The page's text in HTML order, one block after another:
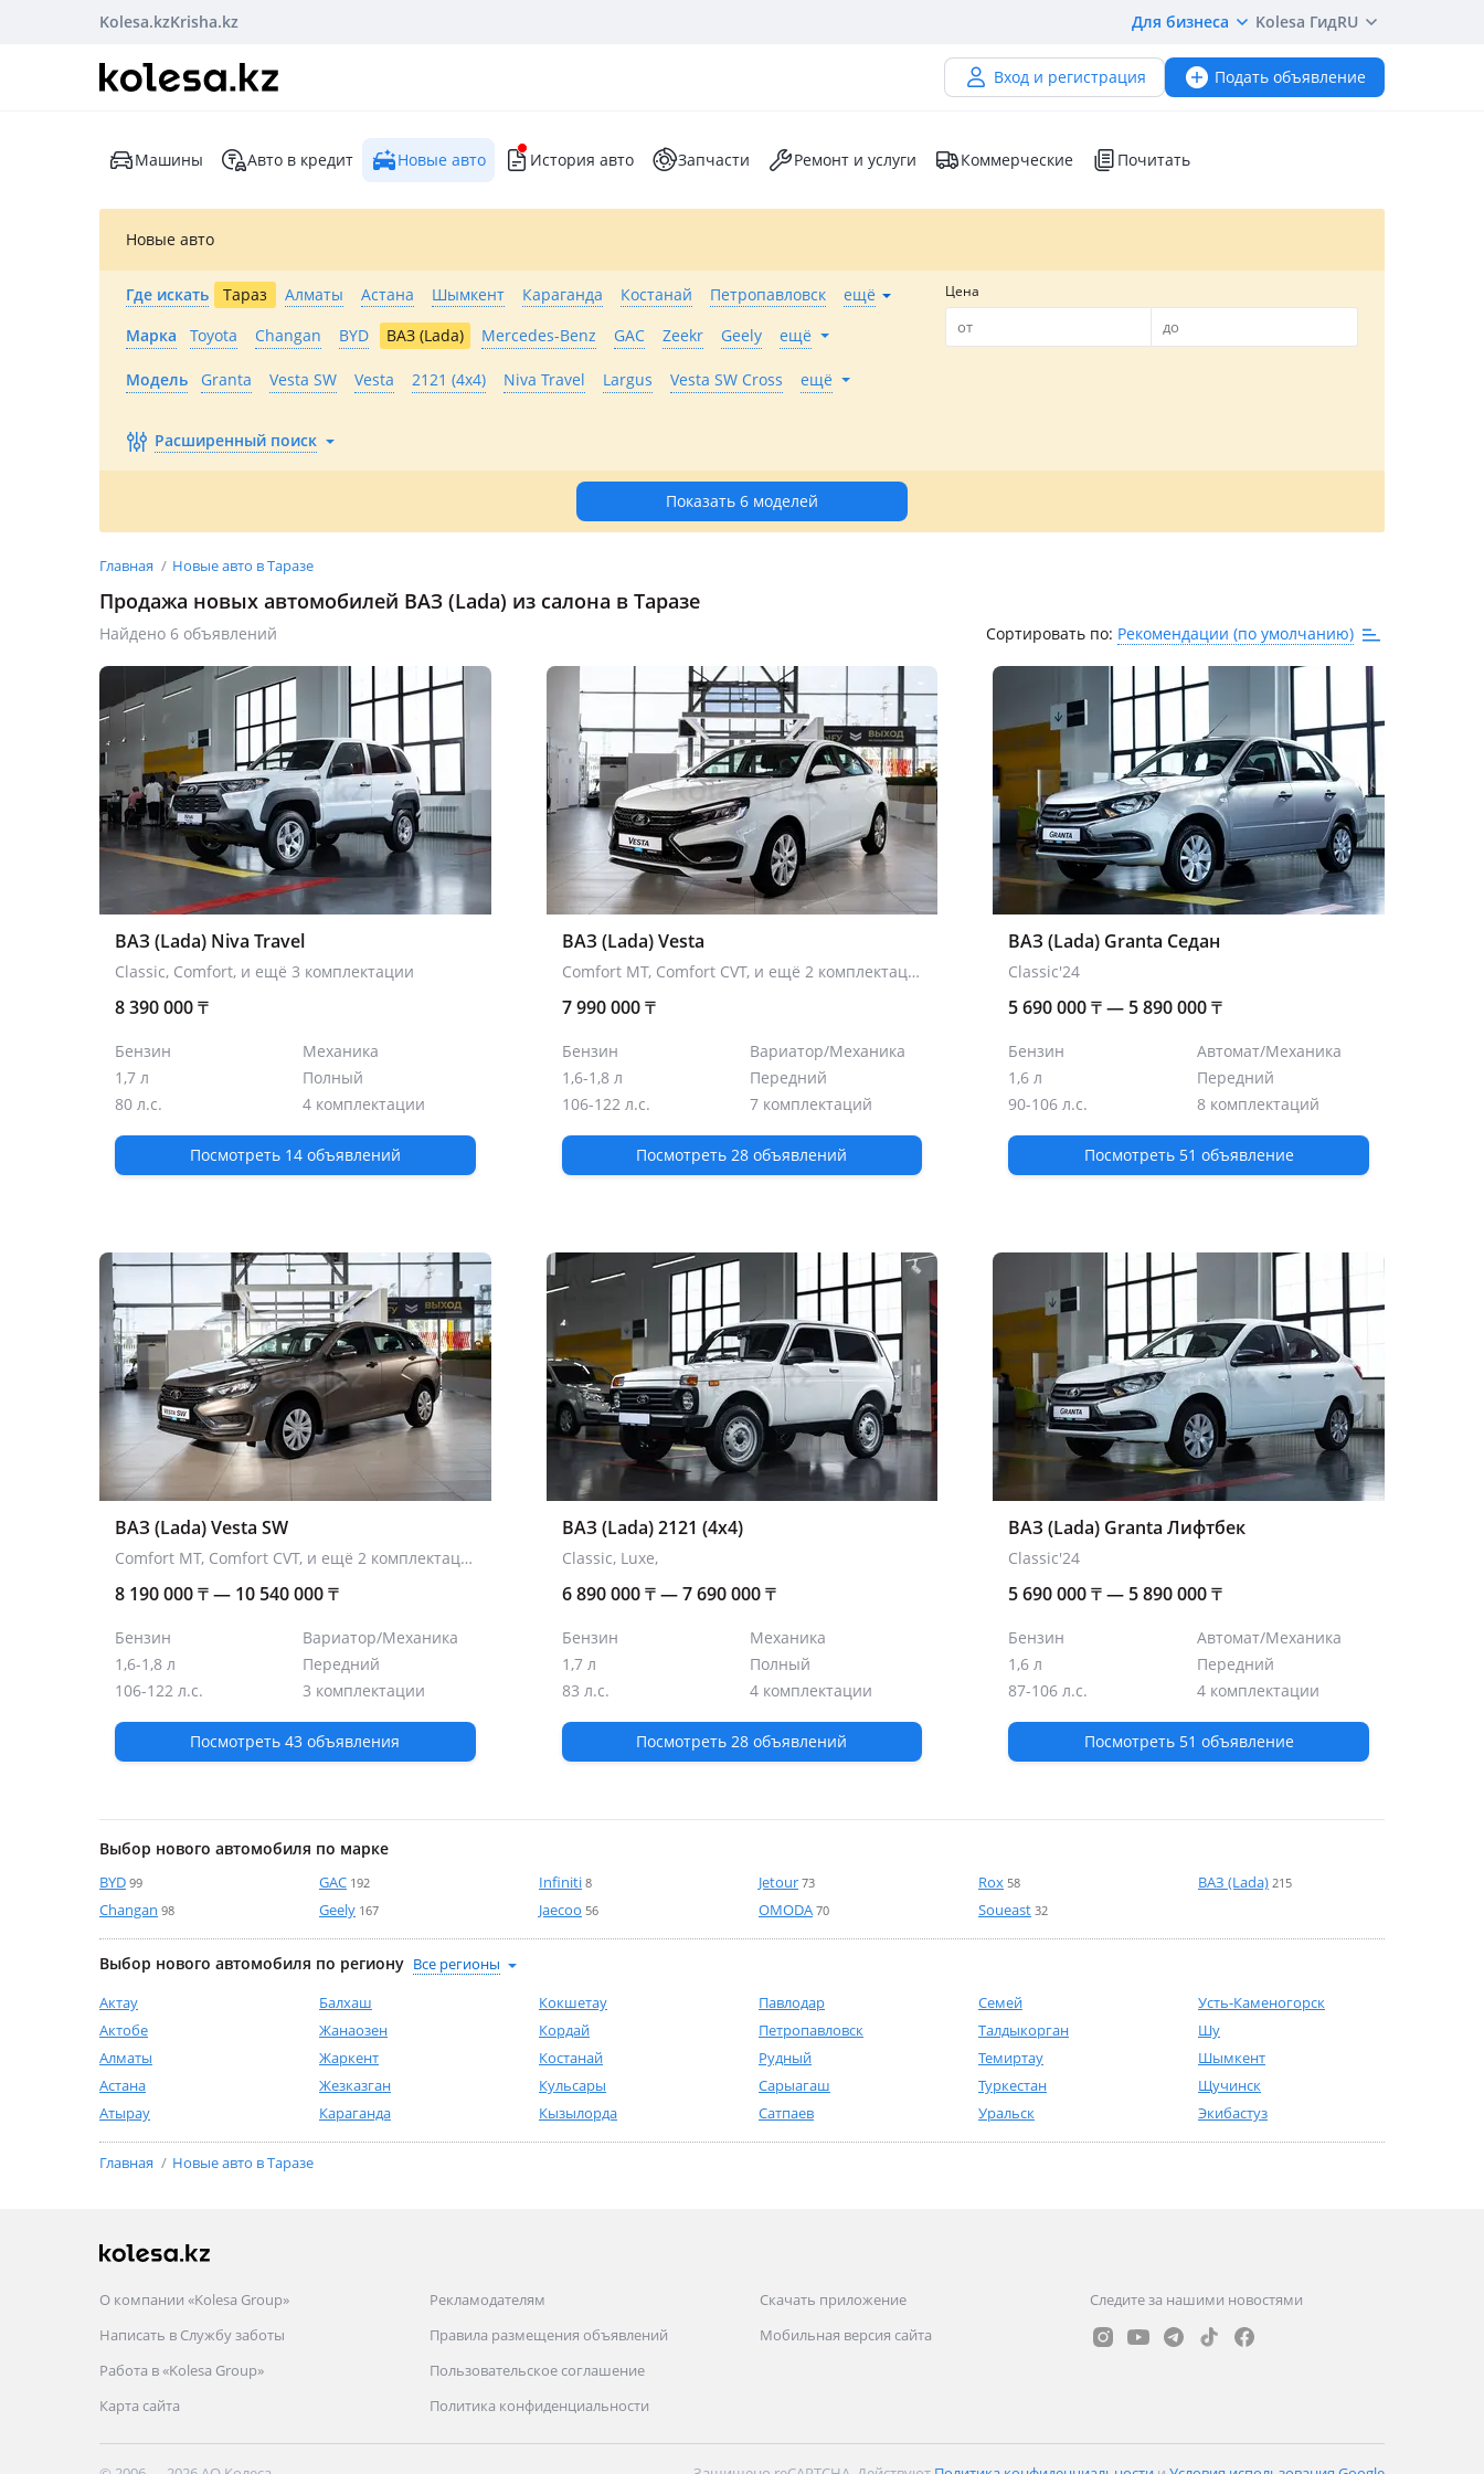
Kolesa.kzKrisha.kz Для бизнеса Kolesa ГидRU
Вход и регистрация Подать объявление
Машины Авто в кредит Новые авто История авто Запчасти Ремонт и услуги Коммерческие Почитать
Новые авто
Где искать Тараз Алматы Астана Шымкент Караганда Костанай Петропавловск
ещё
Марка
Toyota Changan BYD ВАЗ (Lada) Mercedes-Benz GAC Zeekr Geely ещё
Модель Granta Vesta SW Vesta 2121 (4x4) Niva Travel Largus Vesta SW Cross ещё
Расширенный поиск
Цена
Показать 6 моделей
Главная Новые авто в Таразе
Продажа новых автомобилей ВАЗ (Lada) из салона в Таразе
Найдено 6 объявлений Сортировать по: Рекомендации (по умолчанию)
ВАЗ (Lada) Niva Travel
Classic, Comfort, и ещё 3 комплектации
8 390 000₸
Бензин
1,7 л
80 л.с.
Механика
Полный
4 комплектации
Посмотреть 14 объявлений
ВАЗ (Lada) Vesta
Comfort MT, Comfort CVT, и ещё 2 комплектации
7 990 000₸
Бензин
1,6-1,8 л
106-122 л.с.
Вариатор/Механика
Передний
7 комплектаций
Посмотреть 28 объявлений
ВАЗ (Lada) Granta Седан
Classic'24
5 690 000₸— 5 890 000₸
Бензин
1,6 л
90-106 л.с.
Автомат/Механика
Передний
8 комплектаций
Посмотреть 51 объявление
ВАЗ (Lada) Vesta SW
Comfort MT, Comfort CVT, и ещё 2 комплектации
8 190 000₸— 10 540 000₸
Бензин
1,6-1,8 л
106-122 л.с.
Вариатор/Механика
Передний
3 комплектации
Посмотреть 43 объявления
ВАЗ (Lada) 2121 (4x4)
Classic, Luxe,
6 890 000₸— 7 690 000₸
Бензин
1,7 л
83 л.с.
Механика
Полный
4 комплектации
Посмотреть 28 объявлений
ВАЗ (Lada) Granta Лифтбек
Classic'24
5 690 000₸— 5 890 000₸
Бензин
1,6 л
87-106 л.с.
Автомат/Механика
Передний
4 комплектации
Посмотреть 51 объявление
Выбор нового автомобиля по марке
BYD 99
Changan 98
GAC 192
Geely 167
Infiniti 8
Jaecoo 56
Jetour 73
OMODA 70
Rox 58
Soueast 32
ВАЗ (Lada) 215
Выбор нового автомобиля по региону
Актау
Актобе
Алматы
Астана
Атырау
Балхаш
Жанаозен
Жаркент
Жезказган
Караганда
Кокшетау
Кордай
Костанай
Кульсары
Кызылорда
Павлодар
Петропавловск
Рудный
Сарыагаш
Сатпаев
Семей
Талдыкорган
Темиртау
Туркестан
Уральск
Усть-Каменогорск
Шу
Шымкент
Щучинск
Экибастуз
Главная Новые авто в Таразе
О компании «Kolesa Group»
Написать в Службу заботы
Работа в «Kolesa Group»
Карта сайта
Рекламодателям
Правила размещения объявлений
Пользовательское соглашение
Политика конфиденциальности
Скачать приложение
Мобильная версия сайта
Следите за нашими новостями